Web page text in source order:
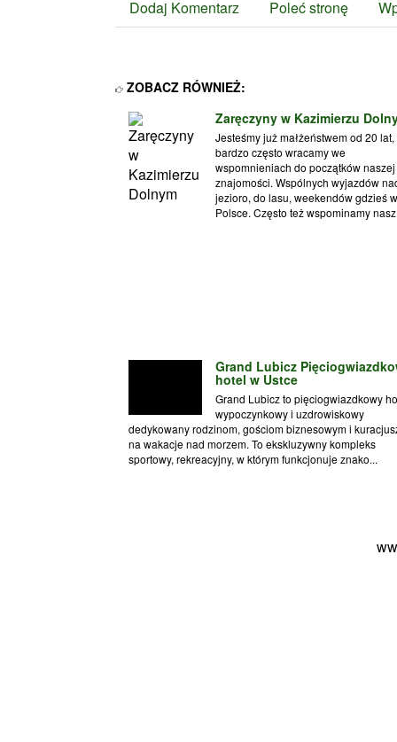
Dodaj Komentarz Poleć stronę
ZOBACZ RÓWNIEŻ:
Zaręczyny w Kazimierzu
Jesteśmy już małżeństwem od 20
bardzo często wracamy we
wspomnieniach do początków naszej
znajomości. Wspólnych wyjazdów
jezioro, do lasu, weekendów gdzieś w
Polsce. Często też wspominamy
Grand Lubicz
hotel w Ustce
Grand Lubicz to pięciogwiazdkowy
wypoczynkowy i uzdrowiskowy
dedykowany rodzinom, gościom biznesowym i
na wakacje nad morzem. To ekskluzywny kompleks
sportowy, rekreacyjny, w którym funkcjonuje znako...